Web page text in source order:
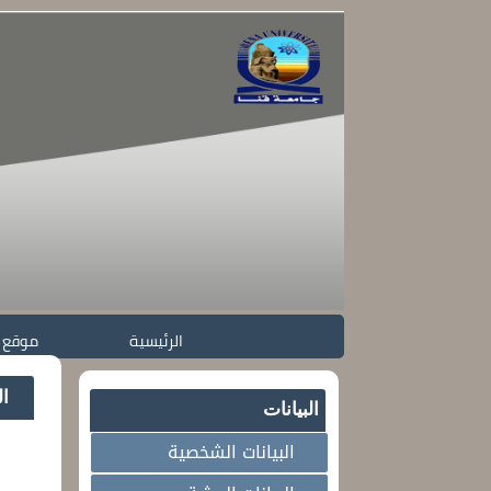
الرئيسية موقع
البيانات
البيانات الشخصية